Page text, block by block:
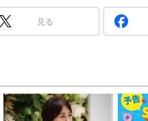
見る